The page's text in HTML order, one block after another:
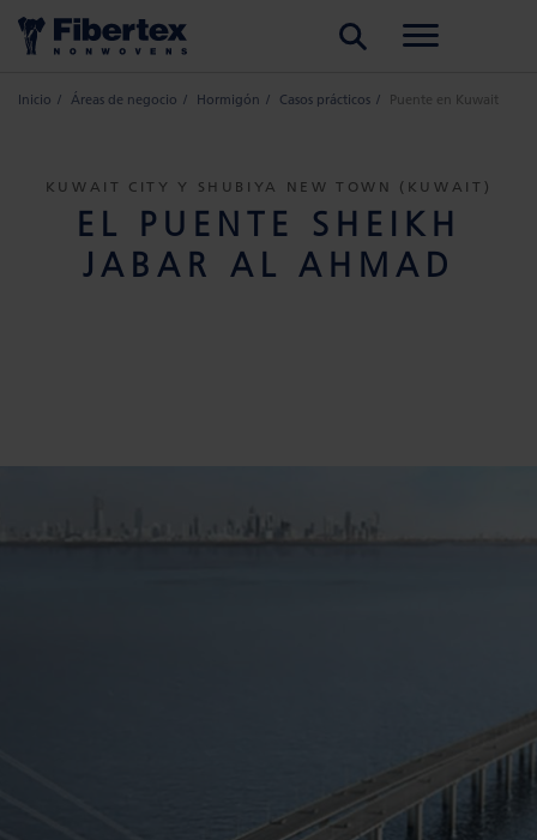
Inicio Áreas de negocio Hormigón Casos prácticos Puente en Kuwait
KUWAIT CITY Y SHUBIYA NEW TOWN (KUWAIT)
EL PUENTE SHEIKH
JABAR AL AHMAD